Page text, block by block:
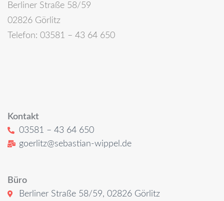
Berliner Straße 58/59
02826 Görlitz
Telefon: 03581 – 43 64 650
Kontakt
03581 – 43 64 650
goerlitz@sebastian-wippel.de
Büro
Berliner Straße 58/59, 02826 Görlitz